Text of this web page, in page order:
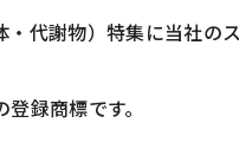
代謝物）特集に当社の
録商標です。